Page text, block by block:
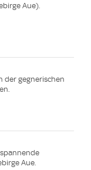
Aue).
der gegnerischen
Aue.